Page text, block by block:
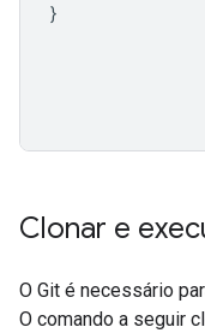
}
Clonar e
O Git é necessário
O comando a seguir